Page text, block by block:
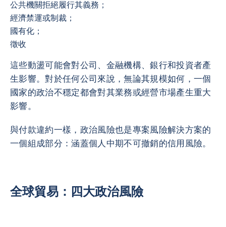
公共機關拒絕履行其義務；
經濟禁運或制裁；
國有化；
徵收
這些動盪可能會對公司、金融機構、銀行和投資者產
生影響。對於任何公司來說，無論其規模如何，一個
國家的政治不穩定都會對其業務或經營市場產生重大
影響。
與付款違約一樣，政治風險也是專案風險解決方案的
一個組成部分：涵蓋個人中期不可撤銷的信用風險。
全球貿易：四大政治風險